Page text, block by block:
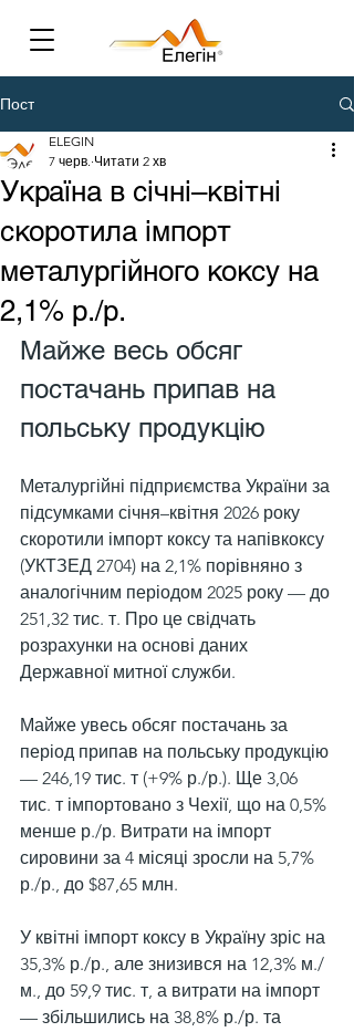
Пост
Україна в січні–квітні
скоротила імпорт
металургійного коксу на
2,1% р./р.
ELEGIN
7 черв. Читати 2 хв
Майже весь обсяг
постачань припав на
польську продукцію
Металургійні підприємства України за
підсумками січня–квітня 2026 року
скоротили імпорт коксу та напівкоксу
(УКТЗЕД 2704) на 2,1% порівняно з
аналогічним періодом 2025 року — до
251,32 тис. т. Про це свідчать
розрахунки на основі даних
Державної митної служби.
Майже увесь обсяг постачань за
період припав на польську продукцію
— 246,19 тис. т (+9% р./р.). Ще 3,06
тис. т імпортовано з Чехії, що на 0,5%
менше р./р. Витрати на імпорт
сировини за 4 місяці зросли на 5,7%
р./р., до $87,65 млн.
У квітні імпорт коксу в Україну зріс на
35,3% р./р., але знизився на 12,3% м./
м., до 59,9 тис. т, а витрати на імпорт
— збільшились на 38,8% р./р. та